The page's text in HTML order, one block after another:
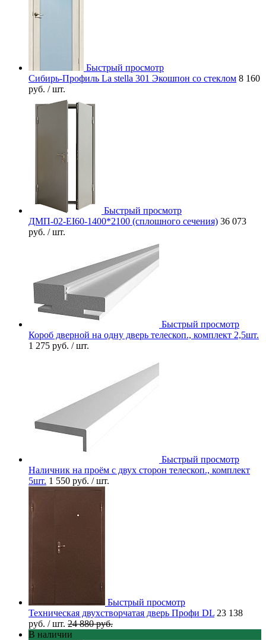
Быстрый просмотр
Сибирь-Профиль La stella 301 Экошпон со стеклом 8 160
руб. / шт.
Быстрый просмотр
ДМП-02-EI60-1400*2100 (сплошного сечения) 36 073
руб. / шт.
Быстрый просмотр
Короб дверной на одну дверь телескоп., комплект 2,5шт.
1 275 руб. / шт.
Быстрый просмотр
Наличник на проём с двух сторон телескоп., комплект
5шт. 1 550 руб. / шт.
Быстрый просмотр
Техническая двухстворчатая дверь Профи DL 23 138
руб. / шт. 24 880 руб.
В наличии